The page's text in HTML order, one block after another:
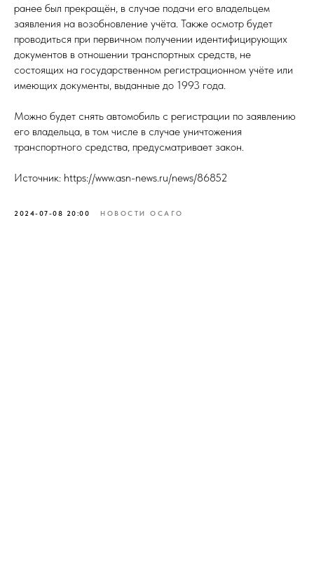
ранее был прекращён, в случае подачи его владельцем
заявления на возобновление учёта. Также осмотр будет
проводиться при первичном получении идентифицирующих
документов в отношении транспортных средств, не
состоящих на государственном регистрационном учёте или
имеющих документы, выданные до 1993 года.
Можно будет снять автомобиль с регистрации по заявлению
его владельца, в том числе в случае уничтожения
транспортного средства, предусматривает закон.
Источник: https://www.asn-news.ru/news/86852
2024-07-08 20:00 НОВОСТИ ОСАГО